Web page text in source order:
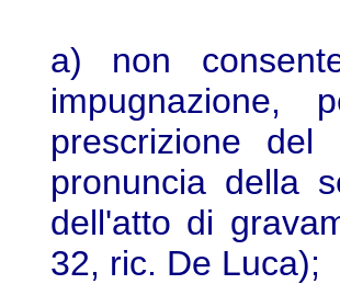
a) non
prescrizione
pronuncia della
dell'atto di
32, ric. De Luca);